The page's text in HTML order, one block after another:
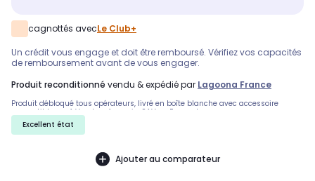
cagnottés avecLe Club+
Un crédit vous engage et doit être remboursé. Vérifiez vos capacités
de remboursement avant de vous engager.
produit reconditionné vendu & expédié par Lagoona France
Produit débloqué tous opérateurs, livré en boîte blanche avec accessoire
compatible neuf. Vendeur français, SAV en France !
Excellent état
Ajouter au comparateur